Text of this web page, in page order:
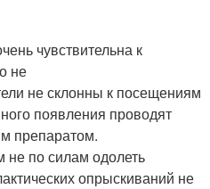
чувствительна к
не
не склонны к посещениям
появления проводят
препаратом.
не по силам одолеть
опрыскиваний не